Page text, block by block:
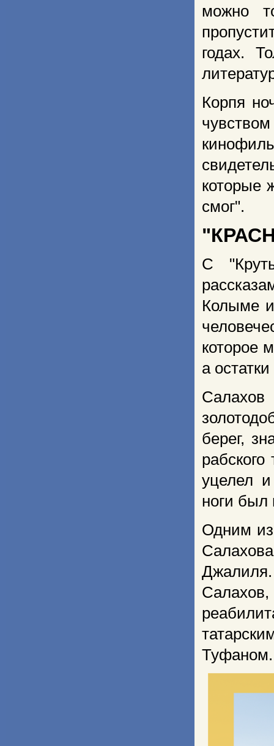
можно
годах.
Корпя
которые
смог".
С
Колыме
которое
а
берег,
уцелел и
ноги был
Одним
Туфаном.